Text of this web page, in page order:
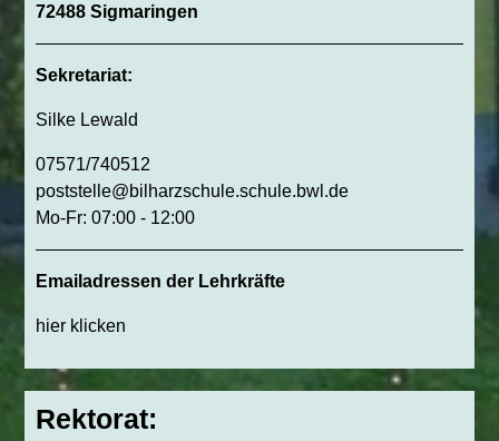
72488 Sigmaringen
Sekretariat:
Silke Lewald
07571/740512
poststelle@bilharzschule.schule.bwl.de
Mo-Fr: 07:00 - 12:00
Emailadressen der Lehrkräfte
hier klicken
Rektorat: